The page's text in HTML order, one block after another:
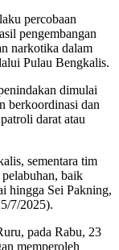
percobaan
pengembangan
narkotika dalam
Pulau Bengkalis.
dimulai
berkoordinasi dan
darat atau
sementara tim
baik
hingga Sei Pakning,
7/2025).
pada Rabu, 23
memperoleh